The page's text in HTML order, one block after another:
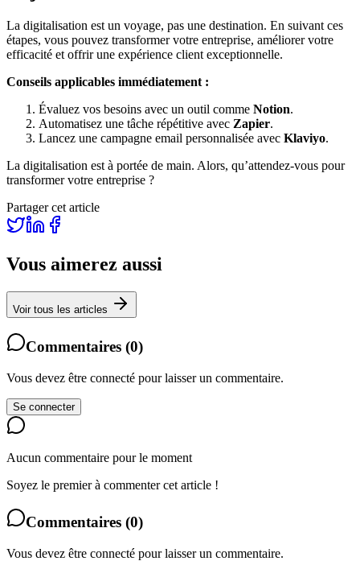
La digitalisation est un voyage, pas une destination. En suivant ces
étapes, vous pouvez transformer votre entreprise, améliorer votre
efficacité et offrir une expérience client exceptionnelle.
Conseils applicables immédiatement :
Évaluez vos besoins avec un outil comme Notion.
Automatisez une tâche répétitive avec Zapier.
Lancez une campagne email personnalisée avec Klaviyo.
La digitalisation est à portée de main. Alors, qu’attendez-vous pour
transformer votre entreprise ?
Partager cet article
Vous aimerez aussi
Voir tous les articles
Commentaires (0)
Vous devez être connecté pour laisser un commentaire.
Se connecter
Aucun commentaire pour le moment
Soyez le premier à commenter cet article !
Commentaires (0)
Vous devez être connecté pour laisser un commentaire.